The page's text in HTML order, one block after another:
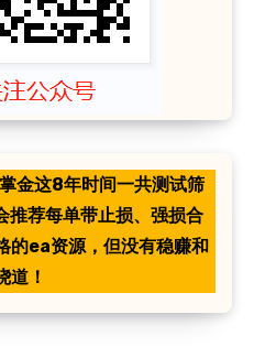
金这8年时间一共测试筛
荐每单带止损、强损合
的ea资源，但没有稳赚和
道！